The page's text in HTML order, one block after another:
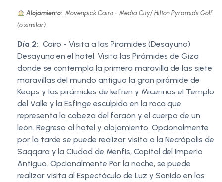
Alojamiento: Mövenpick Cairo - Media City/ Hilton Pyramids Golf
(o similar)
Día 2: Cairo - Visita a las Piramides (Desayuno)
Desayuno en el hotel. Visita las Pirámides de Giza
donde se contempla la primera maravilla de las siete
maravillas del mundo antiguo la gran pirámide de
Keops y las pirámides de kefren y Micerinos el Templo
del Valle y la Esfinge esculpida en la roca que
representa la cabeza del faraón y el cuerpo de un
león. Regreso al hotel y alojamiento. Opcionalmente
por la tarde se puede realizar visita a la Necrópolis de
Saqqara y la Ciudad de Menfis, Capital del Imperio
Antiguo. Opcionalmente Por la noche, se puede
realizar visita al Espectáculo de Luz y Sonido en las